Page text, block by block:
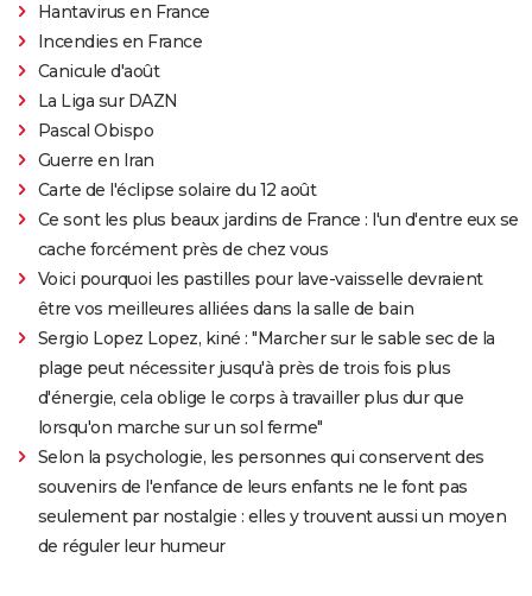
Hantavirus en France
Incendies en France
Canicule d'août
La Liga sur DAZN
Pascal Obispo
Guerre en Iran
Carte de l'éclipse solaire du 12 août
Ce sont les plus beaux jardins de France : l'un d'entre eux se
cache forcément près de chez vous
Voici pourquoi les pastilles pour lave-vaisselle devraient
être vos meilleures alliées dans la salle de bain
Sergio Lopez Lopez, kiné : "Marcher sur le sable sec de la
plage peut nécessiter jusqu'à près de trois fois plus
d'énergie, cela oblige le corps à travailler plus dur que
lorsqu'on marche sur un sol ferme"
Selon la psychologie, les personnes qui conservent des
souvenirs de l'enfance de leurs enfants ne le font pas
seulement par nostalgie : elles y trouvent aussi un moyen
de réguler leur humeur